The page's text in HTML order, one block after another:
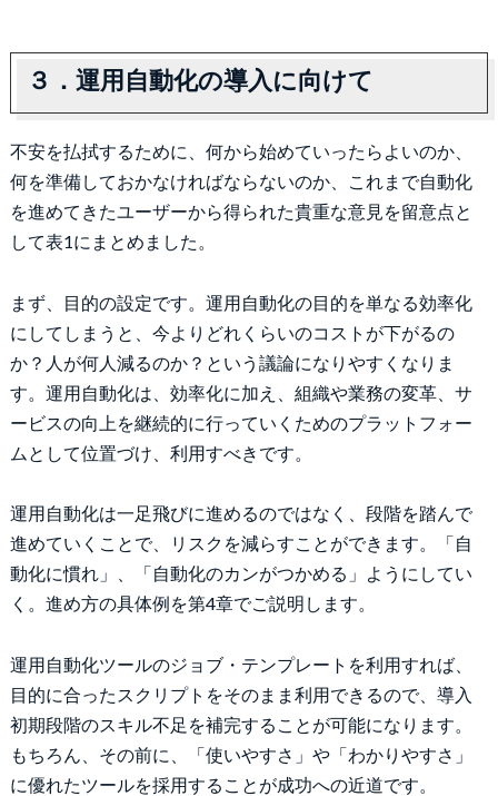
３．運用自動化の導入に向けて
不安を払拭するために、何から始めていったらよいのか、
何を準備しておかなければならないのか、これまで自動化
を進めてきたユーザーから得られた貴重な意見を留意点と
して表1にまとめました。
まず、目的の設定です。運用自動化の目的を単なる効率化
にしてしまうと、今よりどれくらいのコストが下がるの
か？人が何人減るのか？という議論になりやすくなりま
す。運用自動化は、効率化に加え、組織や業務の変革、サ
ービスの向上を継続的に行っていくためのプラットフォー
ムとして位置づけ、利用すべきです。
運用自動化は一足飛びに進めるのではなく、段階を踏んで
進めていくことで、リスクを減らすことができます。「自
動化に慣れ」、「自動化のカンがつかめる」ようにしてい
く。進め方の具体例を第4章でご説明します。
運用自動化ツールのジョブ・テンプレートを利用すれば、
目的に合ったスクリプトをそのまま利用できるので、導入
初期段階のスキル不足を補完することが可能になります。
もちろん、その前に、「使いやすさ」や「わかりやすさ」
に優れたツールを採用することが成功への近道です。